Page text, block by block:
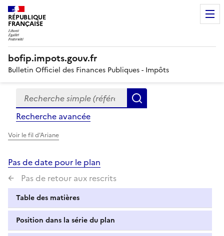
RÉPUBLIQUE
FRANÇAISE
bofip.impots.gouv.fr
Bulletin Officiel des Finances Publiques - Impôts
Formulaire
de
recherche
Recherche simple (références, mots clés, partie du
Recherche avancée
Voir le fil d'Ariane
Pas de date pour le plan
Pas de retour aux rescrits
Table des matières
Position dans la série du plan